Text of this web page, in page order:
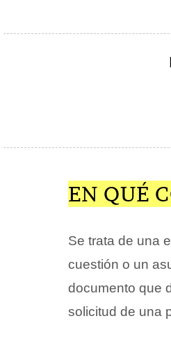
EN QUÉ
Se trata de una
cuestión o un
documento que
solicitud de una